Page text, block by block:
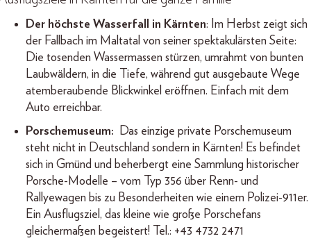
Der höchste Wasserfall in Kärnten: Im Herbst zeigt sich
der Fallbach im Maltatal von seiner spektakulärsten Seite:
Die tosenden Wassermassen stürzen, umrahmt von bunten
Laubwäldern, in die Tiefe, während gut ausgebaute Wege
atemberaubende Blickwinkel eröffnen. Einfach mit dem
Auto erreichbar.
Porschemuseum:
Das einzige private Porschemuseum
steht nicht in Deutschland sondern in Kärnten! Es befindet
sich in Gmünd und beherbergt eine Sammlung historischer
Porsche-Modelle – vom Typ 356 über Renn- und
Rallyewagen bis zu Besonderheiten wie einem Polizei-911er.
Ein Ausflugsziel, das kleine wie große Porschefans
gleichermaßen begeistert! Tel.: +43 4732 2471